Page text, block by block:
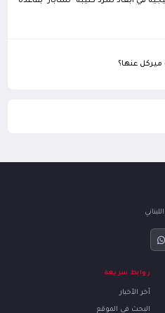
ميركل عنها؟
روابط سريعة
آخر الأخبار
البحث في الموقع